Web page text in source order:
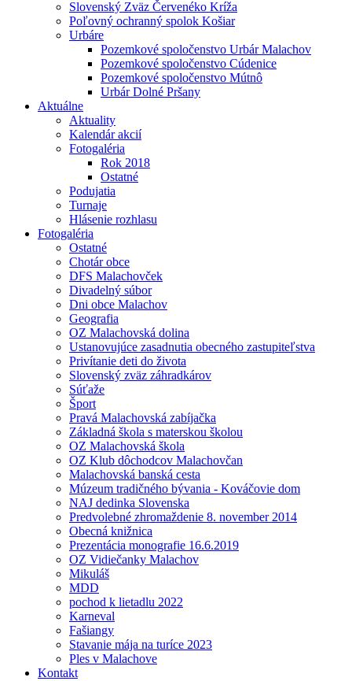
Slovenský Zväz Červenéko Kríža
Poľovný ochranný spolok Košiar
Urbáre
Pozemkové spoločenstvo Urbár Malachov
Pozemkové spoločenstvo Cúdenice
Pozemkové spoločenstvo Mútnô
Urbár Dolné Pršany
Aktuálne
Aktuality
Kalendár akcií
Fotogaléria
Rok 2018
Ostatné
Podujatia
Turnaje
Hlásenie rozhlasu
Fotogaléria
Ostatné
Chotár obce
DFS Malachovček
Divadelný súbor
Dni obce Malachov
Geografia
OZ Malachovská dolina
Ustanovujúce zasadnutia obecného zastupiteľstva
Privítanie deti do života
Slovenský zväz záhradkárov
Súťaže
Šport
Pravá Malachovská zabíjačka
Základná škola s materskou školou
OZ Malachovská škola
OZ Klub dôchodcov Malachovčan
Malachovská banská cesta
Múzeum tradičného bývania - Kováčovie dom
NAJ dedinka Slovenska
Predvolebné zhromaždenie 8. november 2014
Obecná knižnica
Prezentácia monografie 16.6.2019
OZ Vidiečanky Malachov
Mikuláš
MDD
pochod k lietadlu 2022
Karneval
Fašiangy
Stavanie mája na turíce 2023
Ples v Malachove
Kontakt